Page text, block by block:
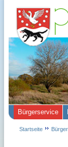
Bürgerservice
Startseite